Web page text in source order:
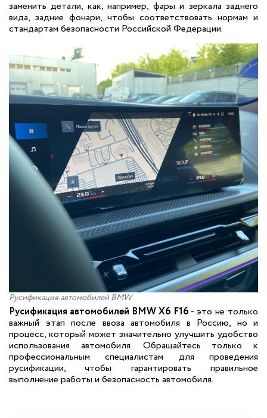
заменить детали, как, например, фары и зеркала заднего
вида, задние фонари, чтобы соответствовать нормам и
стандартам безопасности Российской Федерации.
Русификация автомобилей BMW
Русификация автомобилей BMW X6 F16 - это не только
важный этап после ввоза автомобиля в Россию, но и
процесс, который может значительно улучшить удобство
использования автомобиля. Обращайтесь только к
профессиональным специалистам для проведения
русификации, чтобы гарантировать правильное
выполнение работы и безопасность автомобиля.